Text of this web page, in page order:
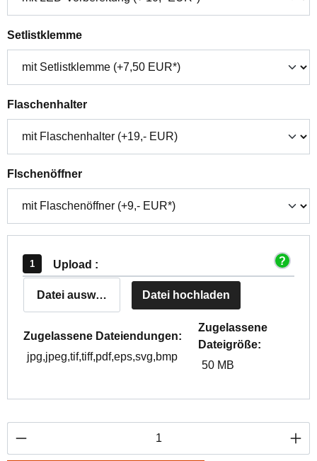
Setlistklemmeauswählen
Flaschenhalterauswählen
Flschenöffnerauswählen
Upload :
Datei auswählen Datei hochladen
Zugelassene Dateiendungen:
jpg,jpeg,tif,tiff,pdf,eps,svg,bmp
Zugelassene
Dateigröße:
50 MB
Produkt Anzahl: Gib den gewünschten